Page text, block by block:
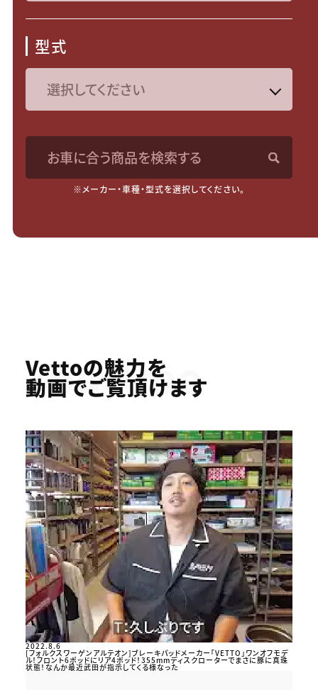
型式
お車に合う商品を検索する
※メーカー・車種・型式を選択してください。
Youtube
Vettoの魅力を
動画でご覧頂けます
2022.8.6
[フォルクスワーゲンアルテオン]ブレーキパッドメーカー「VETTO」ワンオフモデ
ル！フロント6ポッドにリア4ポッド！355mmディスクローターでまさに豚に真珠
状態！なんか最近武田が指示してくる様なった